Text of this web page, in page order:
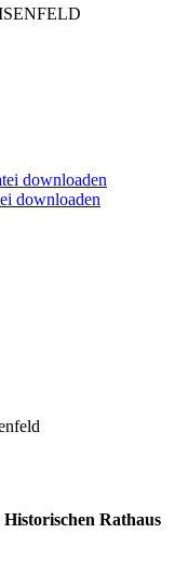
downloaden
downloaden
Rathaus